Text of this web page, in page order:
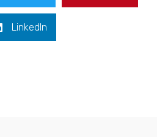
LinkedIn